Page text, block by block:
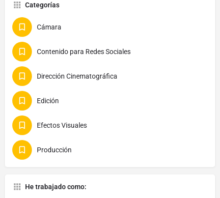
Categorías
Cámara
Contenido para Redes Sociales
Dirección Cinematográfica
Edición
Efectos Visuales
Producción
He trabajado como: